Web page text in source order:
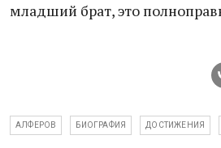
младший брат, это
АЛФЕРОВ БИОГРАФИЯ ДОСТИЖЕНИЯ